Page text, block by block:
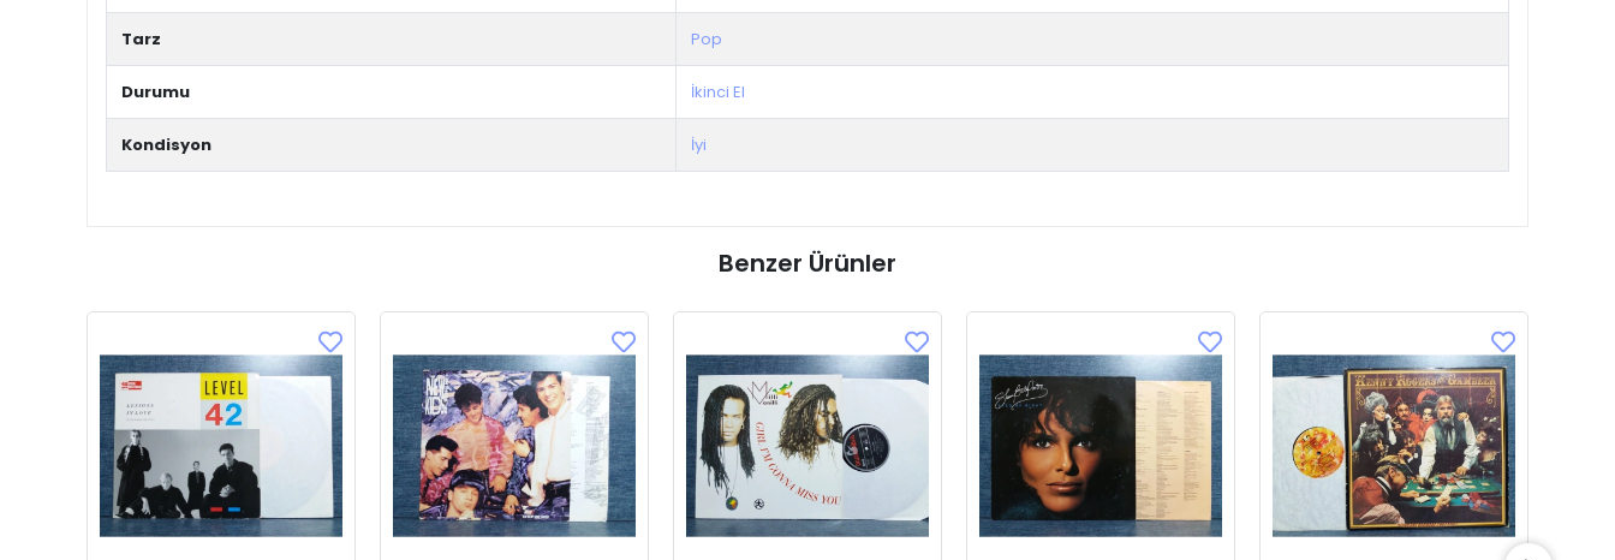
Tarz Pop
Durumu İkinci El
Kondisyon İyi
Benzer Ürünler